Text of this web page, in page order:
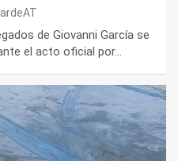
de Giovanni García se
el acto oficial por…